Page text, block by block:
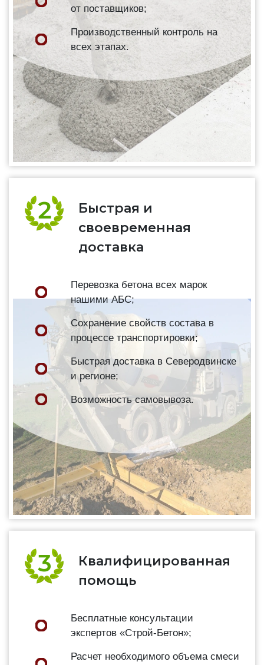
от поставщиков;
Производственный контроль на
всех этапах.
Быстрая и
своевременная
доставка
Перевозка бетона всех марок
нашими АБС;
Сохранение свойств состава в
процессе транспортировки;
Быстрая доставка в Северодвинске
и регионе;
Возможность самовывоза.
Квалифицированная
помощь
Бесплатные консультации
экспертов «Строй-Бетон»;
Расчет необходимого объема смеси